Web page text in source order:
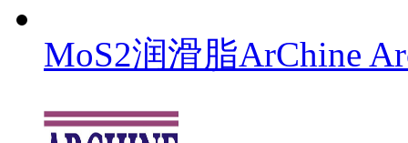
MoS2润滑脂ArChine